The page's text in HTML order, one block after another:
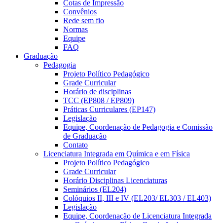
Cotas de Impressão
Convênios
Rede sem fio
Normas
Equipe
FAQ
Graduação
Pedagogia
Projeto Político Pedagógico
Grade Curricular
Horário de disciplinas
TCC (EP808 / EP809)
Práticas Curriculares (EP147)
Legislação
Equipe, Coordenação de Pedagogia e Comissão
de Graduação
Contato
Licenciatura Integrada em Química e em Física
Projeto Político Pedagógico
Grade Curricular
Horário Disciplinas Licenciaturas
Seminários (EL204)
Colóquios II, III e IV (EL203/ EL303 / EL403)
Legislação
Equipe, Coordenação de Licenciatura Integrada